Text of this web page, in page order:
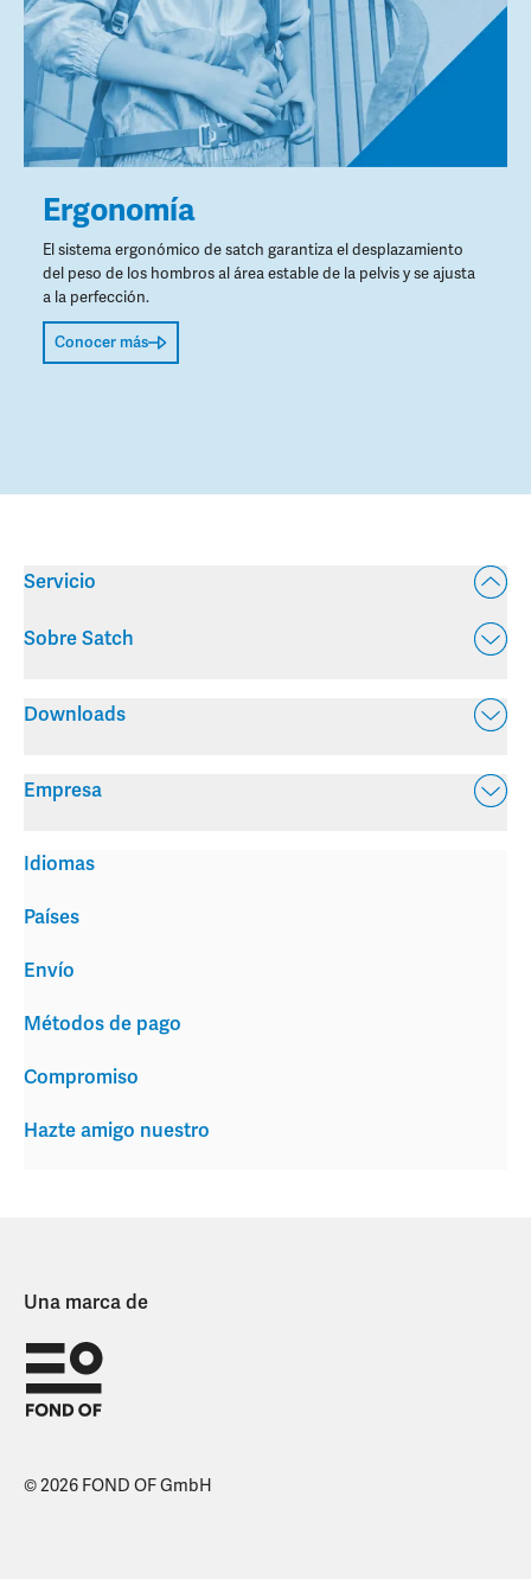
Ergonomía
El sistema ergonómico de satch garantiza el desplazamiento
del peso de los hombros al área estable de la pelvis y se ajusta
a la perfección.
Conocer más
Servicio
Sobre Satch
Downloads
Empresa
Envío
Métodos de pago
Compromiso
Hazte amigo nuestro
Idiomas
Países
Una marca de
© 2026 FOND OF GmbH